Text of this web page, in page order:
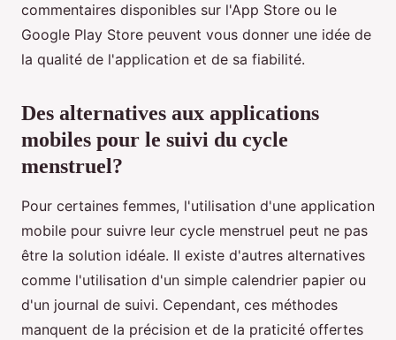
commentaires disponibles sur l'App Store ou le
Google Play Store peuvent vous donner une idée de
la qualité de l'application et de sa fiabilité.
Des alternatives aux applications
mobiles pour le suivi du cycle
menstruel?
Pour certaines femmes, l'utilisation d'une application
mobile pour suivre leur cycle menstruel peut ne pas
être la solution idéale. Il existe d'autres alternatives
comme l'utilisation d'un simple calendrier papier ou
d'un journal de suivi. Cependant, ces méthodes
manquent de la précision et de la praticité offertes